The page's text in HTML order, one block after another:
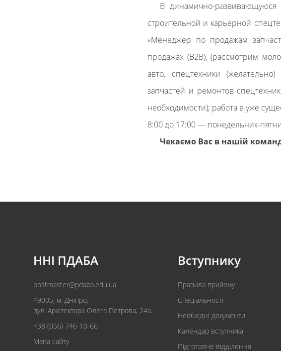
В динамично-
строительной и карьерной
«Менеджер по продажам
продажах (В2В), (рассмотрим
авто, спецтехники
запчастей и ремонтов
необходимости); работа в уже
8:00 до 17:00 — понедельник-
Чекаємо Вас в нашій
ННІ ПДАБА
postmaster@pdaba.edu.ua
49005, м. Дніпро,
вул. Архітектора Олега Петрова, 24а.
+38 (056) 746-10-66
Мапа сайту
Вступнику
Правила прийому
Спеціальності
Необхідні документи
Календар вступника
Підготовче відділення